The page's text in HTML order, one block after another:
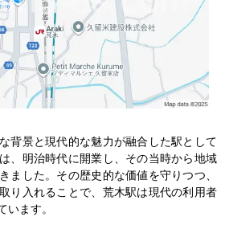
背景と現代的な魅力が融合した駅として
、明治時代に開業し、その当時から地域
ました。その歴史的な価値を守りつつ、
り入れることで、荒木駅は現代の利用者
います。